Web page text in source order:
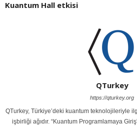
Kuantum Hall etkisi
QTurkey
https://qturkey.org
QTurkey, Türkiye’deki kuantum teknolojileriyle
işbirliği ağıdır. “Kuantum Programlamaya